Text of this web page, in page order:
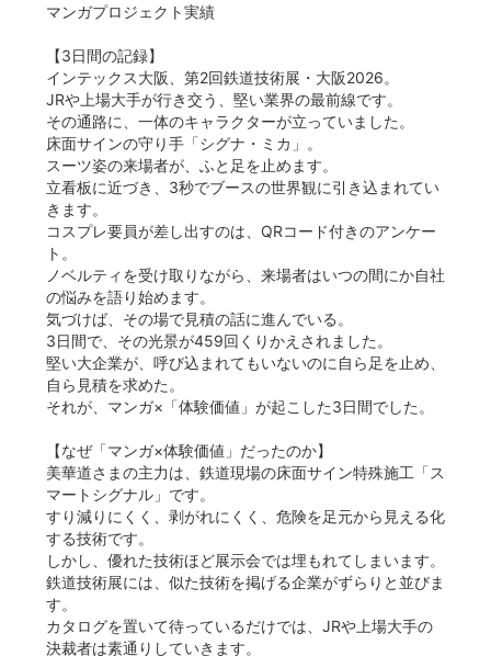
マンガプロジェクト実績
【3日間の記録】
インテックス大阪、第2回鉄道技術展・大阪2026。
JRや上場大手が行き交う、堅い業界の最前線です。
その通路に、一体のキャラクターが立っていました。
床面サインの守り手「シグナ・ミカ」。
スーツ姿の来場者が、ふと足を止めます。
立看板に近づき、3秒でブースの世界観に引き込まれてい
きます。
コスプレ要員が差し出すのは、QRコード付きのアンケー
ト。
ノベルティを受け取りながら、来場者はいつの間にか自社
の悩みを語り始めます。
気づけば、その場で見積の話に進んでいる。
3日間で、その光景が459回くりかえされました。
堅い大企業が、呼び込まれてもいないのに自ら足を止め、
自ら見積を求めた。
それが、マンガ×「体験価値」が起こした3日間でした。
【なぜ「マンガ×体験価値」だったのか】
美華道さまの主力は、鉄道現場の床面サイン特殊施工「ス
マートシグナル」です。
すり減りにくく、剥がれにくく、危険を足元から見える化
する技術です。
しかし、優れた技術ほど展示会では埋もれてしまいます。
鉄道技術展には、似た技術を掲げる企業がずらりと並びま
す。
カタログを置いて待っているだけでは、JRや上場大手の
決裁者は素通りしていきます。